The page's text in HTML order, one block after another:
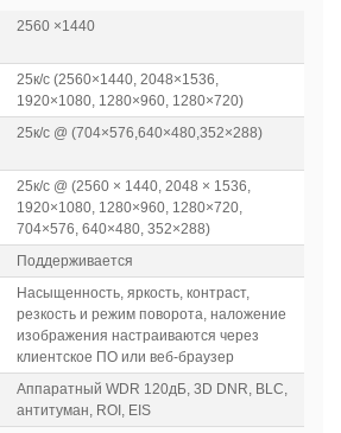
2560 ×1440
25к/с (2560×1440, 2048×1536,
1920×1080, 1280×960, 1280×720)
25к/с @ (704×576,640×480,352×288)
25к/с @ (2560 × 1440, 2048 × 1536,
1920×1080, 1280×960, 1280×720,
704×576, 640×480, 352×288)
Поддерживается
Насыщенность, яркость, контраст,
резкость и режим поворота, наложение
изображения настраиваются через
клиентское ПО или веб-браузер
Аппаратный WDR 120дБ, 3D DNR, BLC,
антитуман, ROI, EIS